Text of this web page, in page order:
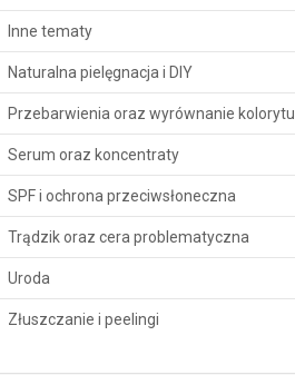
Inne tematy
Naturalna pielęgnacja i DIY
Przebarwienia oraz wyrównanie kolorytu
Serum oraz koncentraty
SPF i ochrona przeciwsłoneczna
Trądzik oraz cera problematyczna
Uroda
Złuszczanie i peelingi